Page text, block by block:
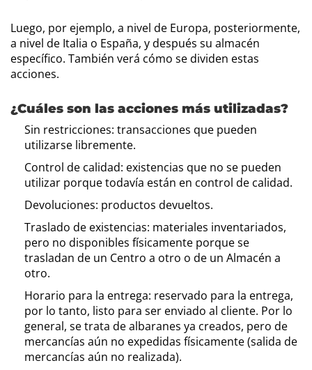
Luego, por ejemplo, a nivel de Europa, posteriormente,
a nivel de Italia o España, y después su almacén
específico. También verá cómo se dividen estas
acciones.
¿Cuáles son las acciones más utilizadas?
Sin restricciones: transacciones que pueden
utilizarse libremente.
Control de calidad: existencias que no se pueden
utilizar porque todavía están en control de calidad.
Devoluciones: productos devueltos.
Traslado de existencias: materiales inventariados,
pero no disponibles físicamente porque se
trasladan de un Centro a otro o de un Almacén a
otro.
Horario para la entrega: reservado para la entrega,
por lo tanto, listo para ser enviado al cliente. Por lo
general, se trata de albaranes ya creados, pero de
mercancías aún no expedidas físicamente (salida de
mercancías aún no realizada).